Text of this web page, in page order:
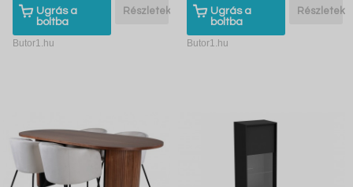
Ugrás a
boltba
Részletek
Butor1.hu
Ugrás a
boltba
Részletek
Butor1.hu